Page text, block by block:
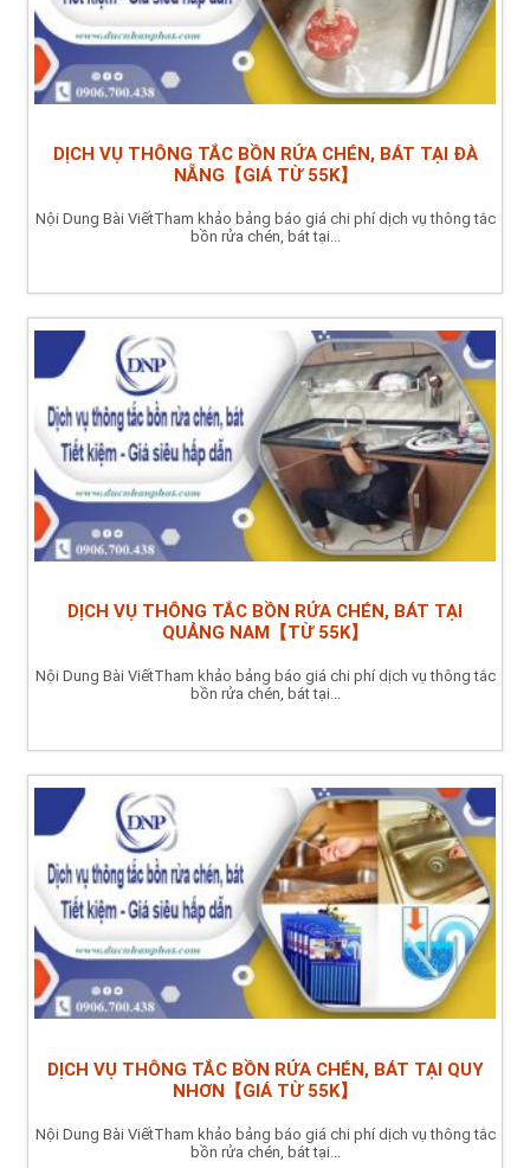
DỊCH VỤ THÔNG TẮC BỒN RỬA CHÉN, BÁT TẠI ĐÀ
NẴNG【GIÁ TỪ 55K】
Nội Dung Bài ViếtTham khảo bảng báo giá chi phí dịch vụ thông tắc
bồn rửa chén, bát tại...
DỊCH VỤ THÔNG TẮC BỒN RỬA CHÉN, BÁT TẠI
QUẢNG NAM【TỪ 55K】
Nội Dung Bài ViếtTham khảo bảng báo giá chi phí dịch vụ thông tắc
bồn rửa chén, bát tại...
DỊCH VỤ THÔNG TẮC BỒN RỬA CHÉN, BÁT TẠI QUY
NHƠN【GIÁ TỪ 55K】
Nội Dung Bài ViếtTham khảo bảng báo giá chi phí dịch vụ thông tắc
bồn rửa chén, bát tại...